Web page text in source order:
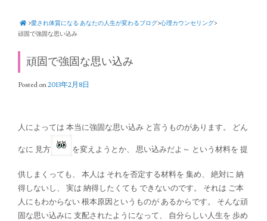
>愛され体質になる あなたの人生が変わるブログ>心理カウンセリング>
頑固で強固な思い込み
頑固で強固な思い込み
Posted on2013年2月8日
人によっては 本当に強固な思い込み と言うものがあります。 どん
なに 見方 を変えようとか、 思い込みだよ～ という材料を 提
供しまくっても、 本人は それを否定する材料を 集め、 絶対に 納
得しないし、 実は 納得したくても できないのです。 それは ご本
人にもわからない 根本原因というものが あるからです。 そんな頑
固な思い込みに 支配されたようになって、 自分らしい人生を 歩め